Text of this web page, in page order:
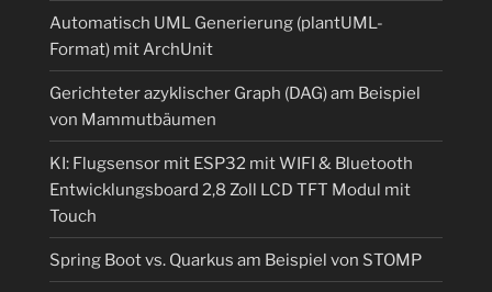
Automatisch UML Generierung (plantUML-
Format) mit ArchUnit
Gerichteter azyklischer Graph (DAG) am Beispiel
von Mammutbäumen
KI: Flugsensor mit ESP32 mit WIFI & Bluetooth
Entwicklungsboard 2,8 Zoll LCD TFT Modul mit
Touch
Spring Boot vs. Quarkus am Beispiel von STOMP